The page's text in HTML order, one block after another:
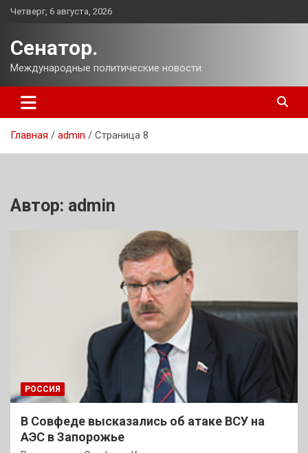
Перейти
Четверг, 6 августа, 2026
Сенатор.
Международные политические новости.
Главная admin Страница 8
Автор: admin
РОССИЯ
В Совфеде высказались об атаке ВСУ на
АЭС в Запорожье